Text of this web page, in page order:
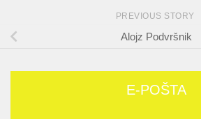
PREVIOUS STORY
Alojz Podvršnik
E-POŠTA